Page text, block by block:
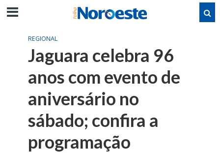
REGIONAL
Jaguara celebra 96
anos com evento de
aniversário no
sábado; confira a
programação